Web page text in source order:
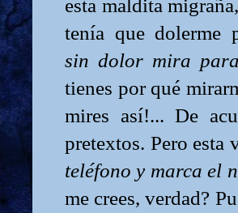
esta maldita
tenía que dolerme
sin dolor mira
tienes por qué
mires así!... De
pretextos. Pero esta
teléfono y marca el
me crees, verdad?